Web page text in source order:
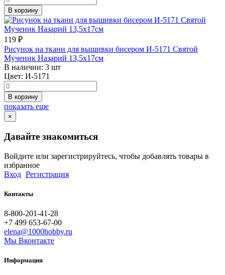
В корзину
119 ₽
Рисунок на ткани для вышивки бисером И-5171 Святой
Мученик Назарий 13,5х17см
В наличии: 3 шт
Цвет: И-5171
В корзину
показать еще
×
Давайте знакомиться
Войдите или зарегистрируйтесь, чтобы добавлять товары в
избранное
Вход Регистрация
Контакты
8-800-201-41-28
+7 499 653-67-00
elena@1000hobby.ru
Мы Вконтакте
Информация